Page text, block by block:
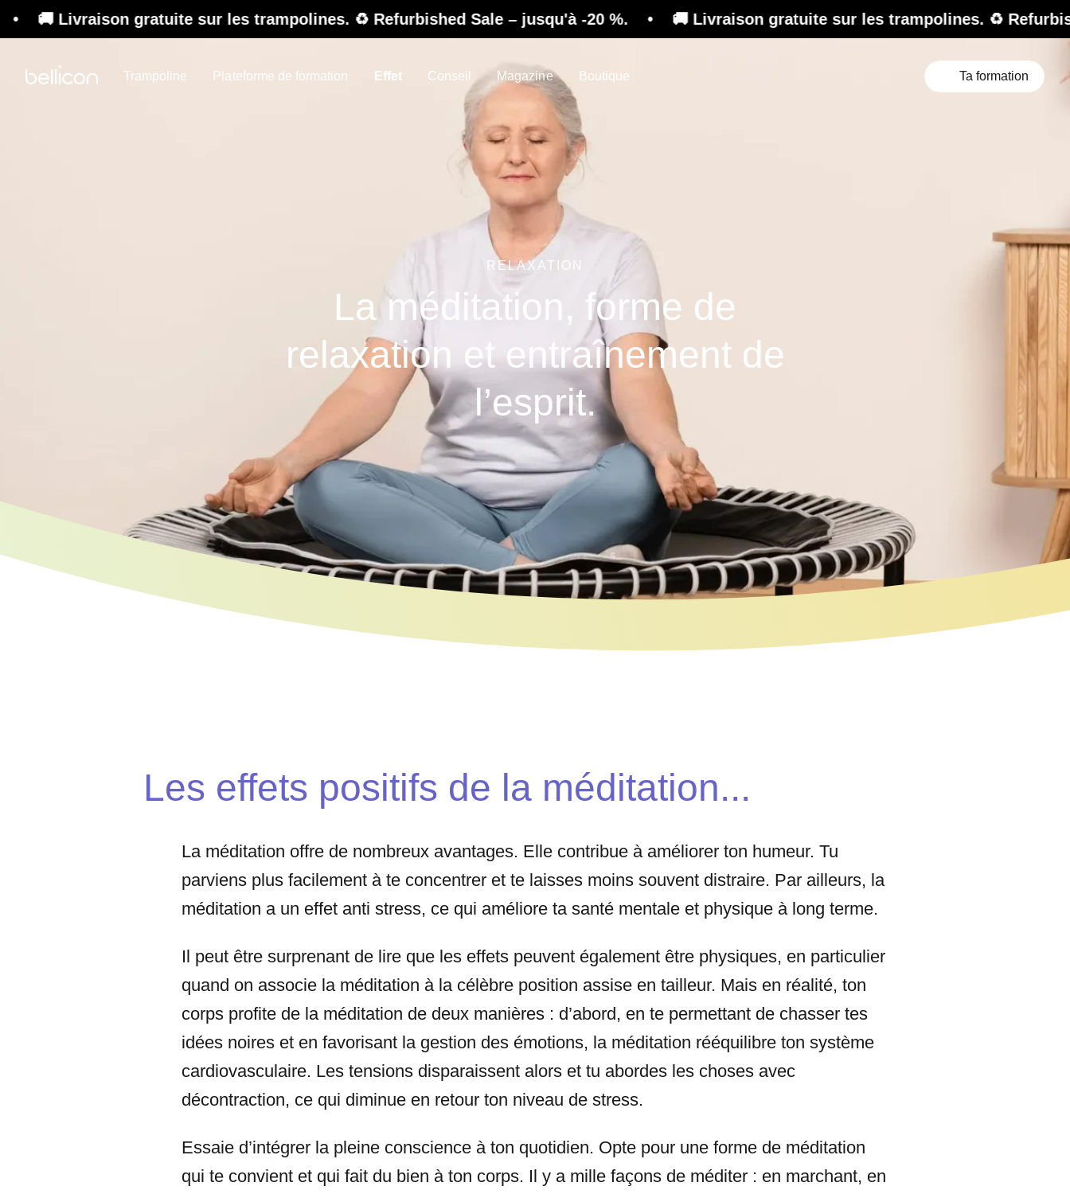
gratuite sur les trampolines. ♻️ Refurbished Sale – jusqu'à -20 %. • 🚚 Livraison gratuite sur les trampolines. ♻️ Refurbished Sale
Trampoline Plateforme de formation Effet Conseil Magazine Boutique Ta formation
RELAXATION
La méditation, forme de
relaxation et entraînement de
l’esprit.
Les effets positifs de la méditation...
La méditation offre de nombreux avantages. Elle contribue à améliorer ton humeur. Tu
parviens plus facilement à te concentrer et te laisses moins souvent distraire. Par ailleurs, la
méditation a un effet anti stress, ce qui améliore ta santé mentale et physique à long terme.
Il peut être surprenant de lire que les effets peuvent également être physiques, en particulier
quand on associe la méditation à la célèbre position assise en tailleur. Mais en réalité, ton
corps profite de la méditation de deux manières : d’abord, en te permettant de chasser tes
idées noires et en favorisant la gestion des émotions, la méditation rééquilibre ton système
cardiovasculaire. Les tensions disparaissent alors et tu abordes les choses avec
décontraction, ce qui diminue en retour ton niveau de stress.
Essaie d’intégrer la pleine conscience à ton quotidien. Opte pour une forme de méditation
qui te convient et qui fait du bien à ton corps. Il y a mille façons de méditer : en marchant, en